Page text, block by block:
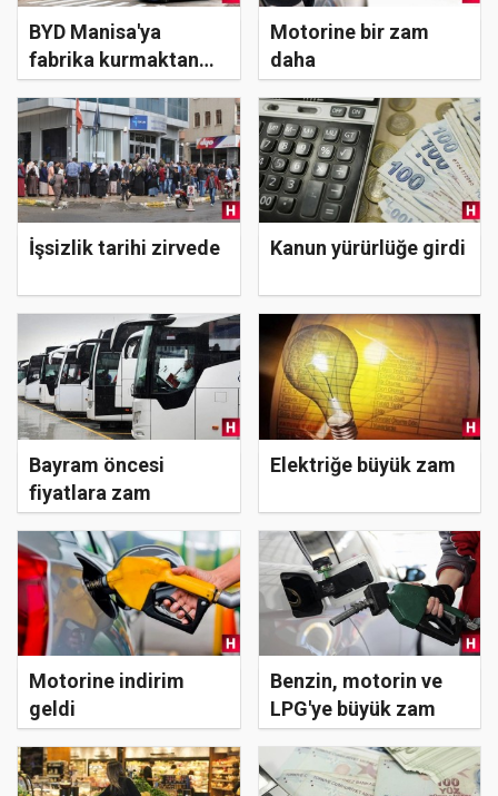
BYD Manisa'ya
fabrika kurmaktan
vazgeçti
Motorine bir zam
daha
İşsizlik tarihi zirvede Kanun yürürlüğe girdi
Bayram öncesi
fiyatlara zam
Elektriğe büyük zam
Motorine indirim
geldi
Benzin, motorin ve
LPG'ye büyük zam